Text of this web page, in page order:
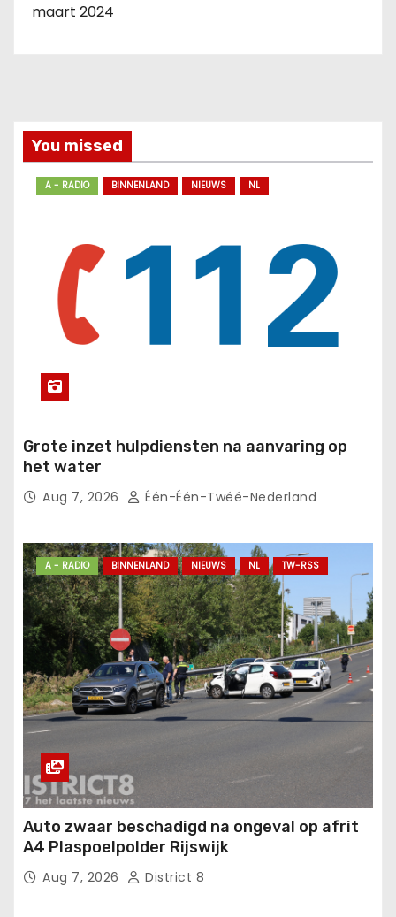
maart 2024
You missed
A - RADIO BINNENLAND NIEUWS NL
Grote inzet hulpdiensten na aanvaring op
het water
Aug 7, 2026 Één-Één-Twéé-Nederland
A - RADIO BINNENLAND NIEUWS NL TW-RSS
Auto zwaar beschadigd na ongeval op afrit
A4 Plaspoelpolder Rijswijk
Aug 7, 2026 District 8